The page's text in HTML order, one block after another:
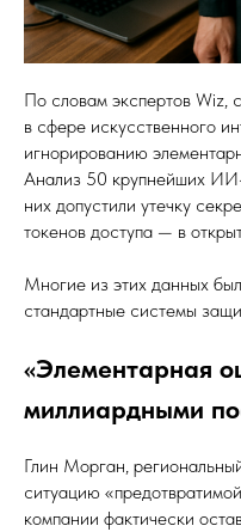
По словам экспертов Wiz,
в сфере искусственного
игнорированию
Анализ 50 крупнейших
них допустили утечку
токенов доступа — в
Многие из этих данных
стандартные системы
«Элементарная
миллиардными
Глин Морган,
ситуацию
компании фактически